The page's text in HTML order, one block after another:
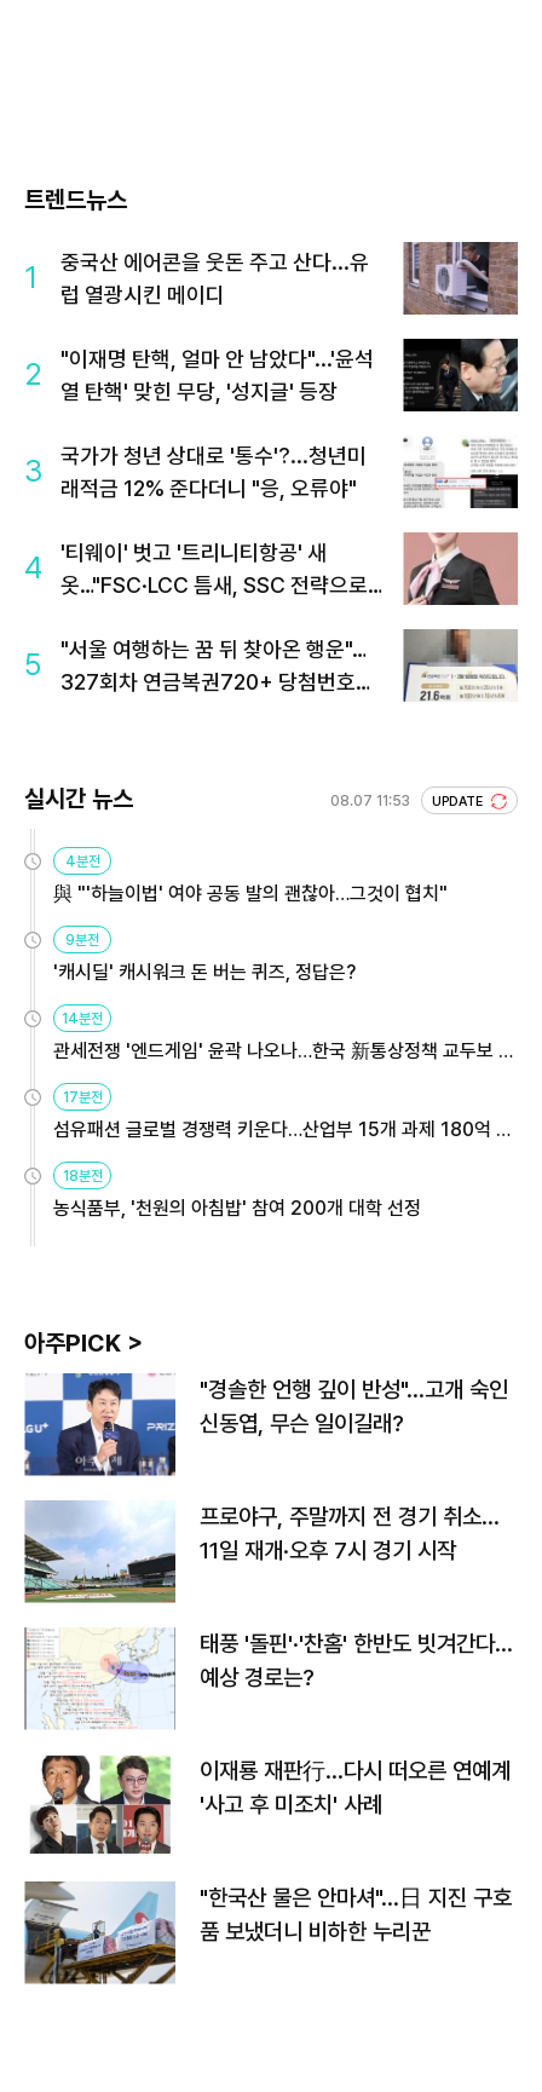
트렌드뉴스
1
중국산 에어콘을 웃돈 주고 산다...유
럽 열광시킨 메이디
2
"이재명 탄핵, 얼마 안 남았다"...'윤석
열 탄핵' 맞힌 무당, '성지글' 등장
3
국가가 청년 상대로 '통수'?...청년미
래적금 12% 준다더니 "응, 오류야"
4
'티웨이' 벗고 '트리니티항공' 새
옷…"FSC·LCC 틈새, SSC 전략으로
5
"서울 여행하는 꿈 뒤 찾아온 행운"…
327회차 연금복권720+ 당첨번호조
실시간 뉴스 08.07 11:53 UPDATE
4분전
與 "'하늘이법' 여야 공동 발의 괜찮아…그것이 협치"
9분전
'캐시딜' 캐시워크 돈 버는 퀴즈, 정답은?
14분전
관세전쟁 '엔드게임' 윤곽 나오나…한국 新통상정책 교두보 활
용해야
17분전
섬유패션 글로벌 경쟁력 키운다…산업부 15개 과제 180억 지
원
18분전
농식품부, '천원의 아침밥' 참여 200개 대학 선정
아주PICK >
"경솔한 언행 깊이 반성"…고개 숙인
신동엽, 무슨 일이길래?
프로야구, 주말까지 전 경기 취소…
11일 재개·오후 7시 경기 시작
태풍 '돌핀'·'찬홈' 한반도 빗겨간다…
예상 경로는?
이재룡 재판行…다시 떠오른 연예계
'사고 후 미조치' 사례
"한국산 물은 안마셔"…日 지진 구호
품 보냈더니 비하한 누리꾼